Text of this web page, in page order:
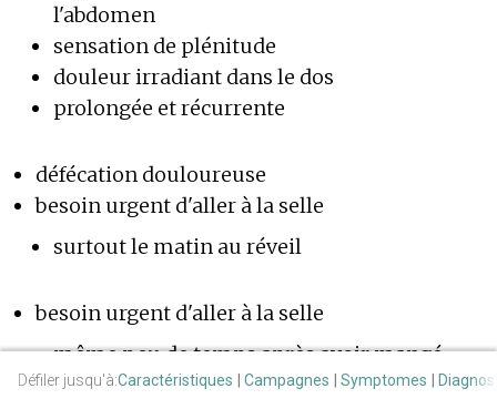
Défiler jusqu'à:Caractéristiques Campagnes Symptomes
l'abdomen
sensation de plénitude
douleur irradiant dans le dos
prolongée et récurrente
défécation douloureuse
besoin urgent d'aller à la selle
surtout le matin au réveil
besoin urgent d'aller à la selle
même peu de temps après avoir mangé